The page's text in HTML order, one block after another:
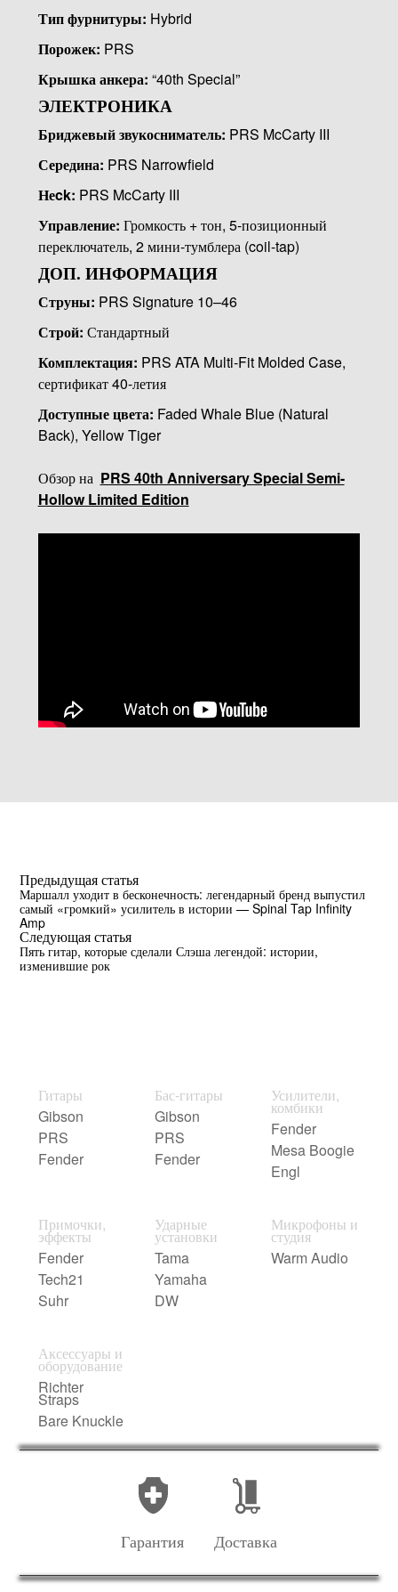
Тип фурнитуры: Hybrid
Порожек: PRS
Крышка анкера: “40th Special”
ЭЛЕКТРОНИКА
Бриджевый звукосниматель: PRS McCarty III
Середина: PRS Narrowfield
Неck: PRS McCarty III
Управление: Громкость + тон, 5-позиционный
переключатель, 2 мини-тумблера (coil-tap)
ДОП. ИНФОРМАЦИЯ
Струны: PRS Signature 10–46
Строй: Стандартный
Комплектация: PRS ATA Multi-Fit Molded Case,
сертификат 40-летия
Доступные цвета: Faded Whale Blue (Natural
Back), Yellow Tiger
Обзор на PRS 40th Anniversary Special Semi-
Hollow Limited Edition
Предыдущая статья
Маршалл уходит в бесконечность: легендарный бренд выпустил
самый «громкий» усилитель в истории — Spinal Tap Infinity
Amp
Следующая статья
Пять гитар, которые сделали Слэша легендой: истории,
изменившие рок
Гитары
Gibson
PRS
Fender
Бас-гитары
Gibson
PRS
Fender
Усилители,
комбики
Fender
Mesa Boogie
Engl
Примочки,
эффекты
Fender
Tech21
Suhr
Ударные
установки
Tama
Yamaha
DW
Микрофоны и
студия
Warm Audio
Аксессуары и
оборудование
Richter
Straps
Bare Knuckle
Гарантия Доставка